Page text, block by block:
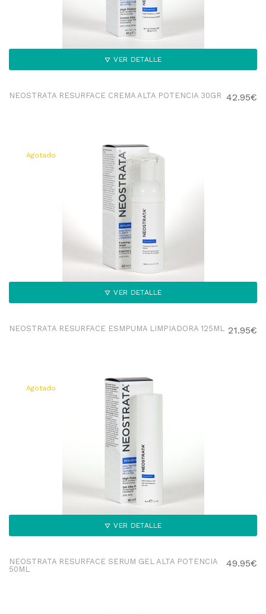
VER DETALLE
NEOSTRATA RESURFACE CREMA ALTA POTENCIA 30GR 42.95€
Agotado
VER DETALLE
NEOSTRATA RESURFACE ESMPUMA LIMPIADORA 125ML 21.95€
Agotado
VER DETALLE
NEOSTRATA RESURFACE SERUM GEL ALTA POTENCIA
50ML
49.95€